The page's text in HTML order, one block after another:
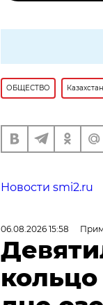
ОБЩЕСТВО Казахстан
Новости smi2.ru
06.08.2026 15:58